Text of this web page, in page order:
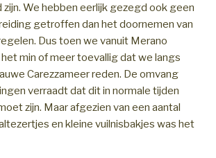
We hebben eerlijk gezegd ook geen
getroffen dan het doornemen van
Dus toen we vanuit Merano
min of meer toevallig dat we langs
Carezzameer reden. De omvang
verraadt dat dit in normale tijden
zijn. Maar afgezien van een aantal
en kleine vuilnisbakjes was het